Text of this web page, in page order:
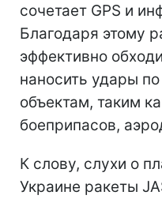
сочетает GPS и
Благодаря этому
эффективно
наносить удары
объектам, таким
боеприпасов,
К слову, слухи о
Украине ракеты